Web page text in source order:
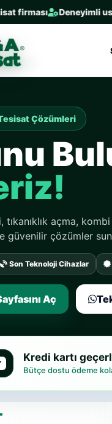
Deneyimli ustalarla
Tespit
dinleme ve
Son Teknoloji Cihazlar
Al
Kredi kartı
Bütçe dostu ödeme